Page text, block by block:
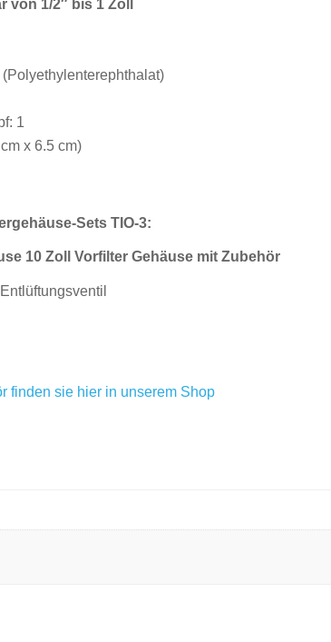
von 1/2″ bis 1 Zoll
1
x 6.5 cm)
Sets TIO-3:
10 Zoll Vorfilter Gehäuse mit Zubehör
finden sie hier in unserem Shop